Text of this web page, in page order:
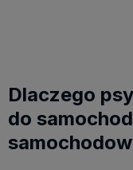
Dlaczego
do